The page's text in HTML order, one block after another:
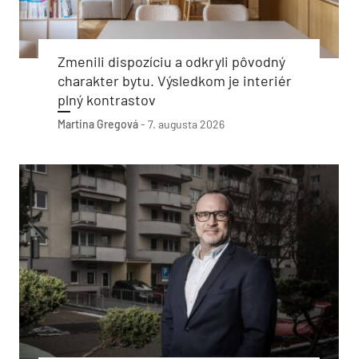
Zmenili dispozíciu a odkryli pôvodný
charakter bytu. Výsledkom je interiér
plný kontrastov
Martina Gregová- 7. augusta 2026